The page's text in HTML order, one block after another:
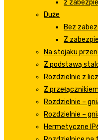
z
Duże
Bez
Z
Na stojaku
Z podstawą
Rozdzielnie z
Z
Rozdzielnie –
Rozdzielnie –
Hermetyczne